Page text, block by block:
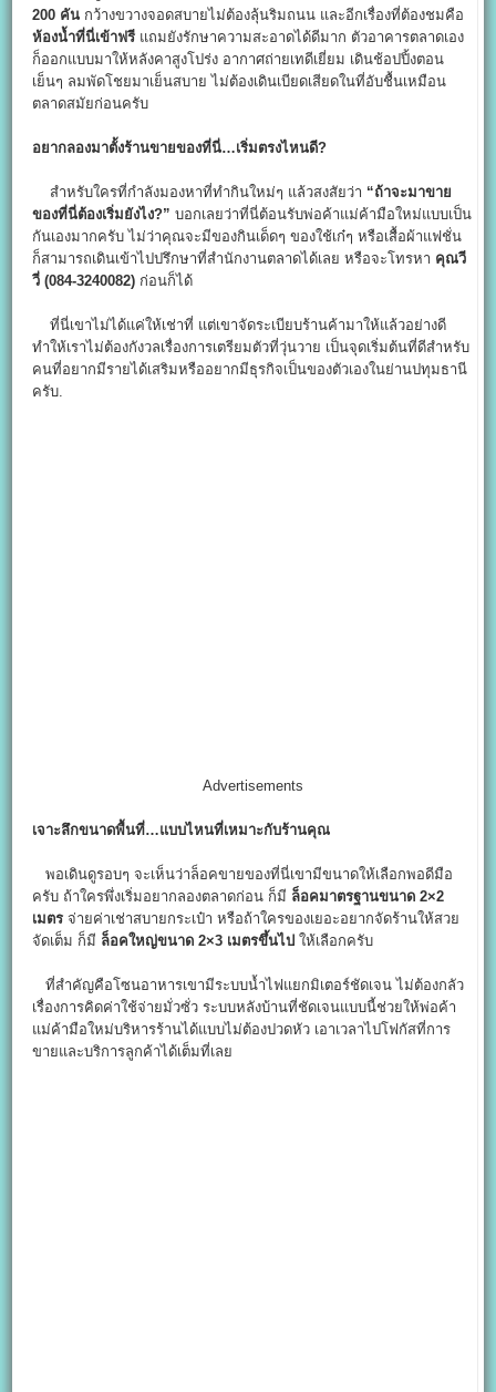
200 คัน กว้างขวางจอดสบายไม่ต้องลุ้นริมถนน และอีกเรื่องที่ต้องชมคือ
ห้องน้ำที่นี่เข้าฟรี แถมยังรักษาความสะอาดได้ดีมาก ตัวอาคารตลาดเอง
ก็ออกแบบมาให้หลังคาสูงโปร่ง อากาศถ่ายเทดีเยี่ยม เดินช้อปปิ้งตอน
เย็นๆ ลมพัดโชยมาเย็นสบาย ไม่ต้องเดินเบียดเสียดในที่อับชื้นเหมือน
ตลาดสมัยก่อนครับ
อยากลองมาตั้งร้านขายของที่นี่…เริ่มตรงไหนดี?
สำหรับใครที่กำลังมองหาที่ทำกินใหม่ๆ แล้วสงสัยว่า “ถ้าจะมาขาย
ของที่นี่ต้องเริ่มยังไง?” บอกเลยว่าที่นี่ต้อนรับพ่อค้าแม่ค้ามือใหม่แบบเป็น
กันเองมากครับ ไม่ว่าคุณจะมีของกินเด็ดๆ ของใช้เก๋ๆ หรือเสื้อผ้าแฟชั่น
ก็สามารถเดินเข้าไปปรึกษาที่สำนักงานตลาดได้เลย หรือจะโทรหา คุณวี
วี่ (084-3240082) ก่อนก็ได้
ที่นี่เขาไม่ได้แค่ให้เช่าที่ แต่เขาจัดระเบียบร้านค้ามาให้แล้วอย่างดี
ทำให้เราไม่ต้องกังวลเรื่องการเตรียมตัวที่วุ่นวาย เป็นจุดเริ่มต้นที่ดีสำหรับ
คนที่อยากมีรายได้เสริมหรืออยากมีธุรกิจเป็นของตัวเองในย่านปทุมธานี
ครับ.
Advertisements
เจาะลึกขนาดพื้นที่…แบบไหนที่เหมาะกับร้านคุณ
พอเดินดูรอบๆ จะเห็นว่าล็อคขายของที่นี่เขามีขนาดให้เลือกพอดีมือ
ครับ ถ้าใครพึ่งเริ่มอยากลองตลาดก่อน ก็มี ล็อคมาตรฐานขนาด 2×2
เมตร จ่ายค่าเช่าสบายกระเป๋า หรือถ้าใครของเยอะอยากจัดร้านให้สวย
จัดเต็ม ก็มี ล็อคใหญ่ขนาด 2×3 เมตรขึ้นไป ให้เลือกครับ
ที่สำคัญคือโซนอาหารเขามีระบบน้ำไฟแยกมิเตอร์ชัดเจน ไม่ต้องกลัว
เรื่องการคิดค่าใช้จ่ายมั่วซั่ว ระบบหลังบ้านที่ชัดเจนแบบนี้ช่วยให้พ่อค้า
แม่ค้ามือใหม่บริหารร้านได้แบบไม่ต้องปวดหัว เอาเวลาไปโฟกัสที่การ
ขายและบริการลูกค้าได้เต็มที่เลย